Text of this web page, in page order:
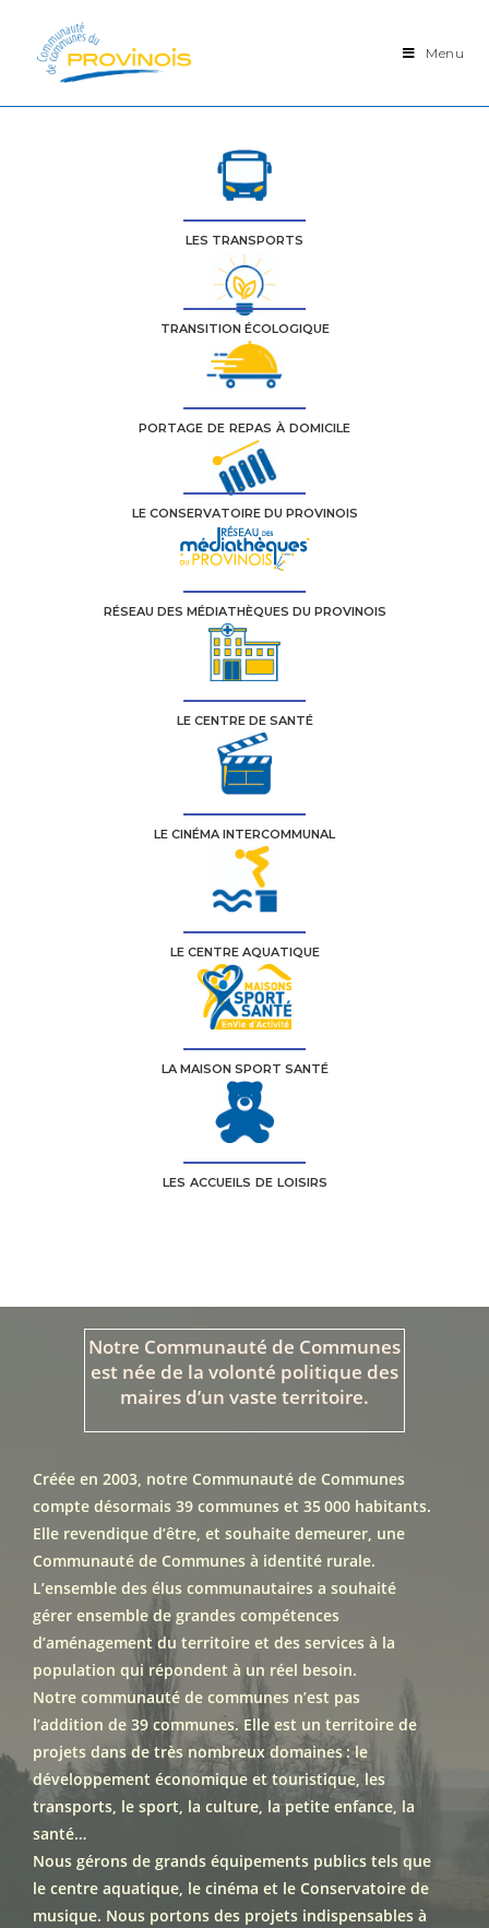
Menu
PROVINOIS
LES ACCUEILS DE LOISIRS
LA MAISON SPORT SANTÉ
LE CENTRE AQUATIQUE
LE CINÉMA INTERCOMMUNAL
LE CENTRE DE SANTÉ
RÉSEAU DES MÉDIATHÈQUES DU PROVINOIS
LE CONSERVATOIRE DU PROVINOIS
PORTAGE DE REPAS À DOMICILE
TRANSITION ÉCOLOGIQUE
LES TRANSPORTS
Notre Communauté de Communes
est née de la volonté politique des
maires d’un vaste territoire.
Créée en 2003, notre Communauté de Communes
compte désormais 39 communes et 35 000 habitants.
Elle revendique d’être, et souhaite demeurer, une
Communauté de Communes à identité rurale.
L’ensemble des élus communautaires a souhaité
gérer ensemble de grandes compétences
d’aménagement du territoire et des services à la
population qui répondent à un réel besoin.
Notre communauté de communes n’est pas
l’addition de 39 communes. Elle est un territoire de
projets dans de très nombreux domaines : le
développement économique et touristique, les
transports, le sport, la culture, la petite enfance, la
santé…
Nous gérons de grands équipements publics tels que
le centre aquatique, le cinéma et le Conservatoire de
musique. Nous portons des projets indispensables à